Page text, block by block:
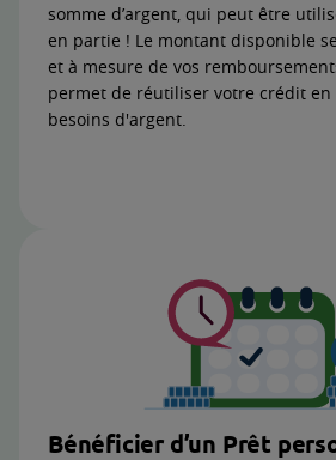
somme d’argent, qui peut être
en partie ! Le montant disponible
et à mesure de vos
permet de réutiliser votre crédit en
besoins d'argent.
Bénéficier d’un Prêt